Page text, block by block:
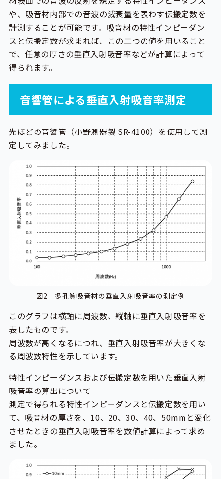
や、吸音材内部での音波の減衰量を表わす伝搬定数を
計測することが可能です。吸音材の特性インピーダン
スと伝搬定数が求まれば、この二つの値を用いること
で、任意の厚さの垂直入射吸音率などが計算によって
得られます。
音響管による垂直入射吸音率測定
先ほどの音響管（小野測器製 SR-4100）を使用して測
定してみました。
図2 多孔質吸音材の垂直入射吸音率の測定例
このグラフは横軸に周波数、縦軸に垂直入射吸音率を
表したものです。
周波数が高くなるにつれ、垂直入射吸音率が大きくな
る周波数特性を示しています。
特性インピーダンスおよび伝搬定数を用いた垂直入射
吸音率の算出について
測定で得られる特性インピーダンスと伝搬定数を用い
て、吸音材の厚さを、10、20、30、40、50mmと変化
させたときの垂直入射吸音率を数値計算によって求め
ました。